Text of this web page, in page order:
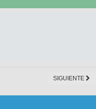
SIGUIENTE